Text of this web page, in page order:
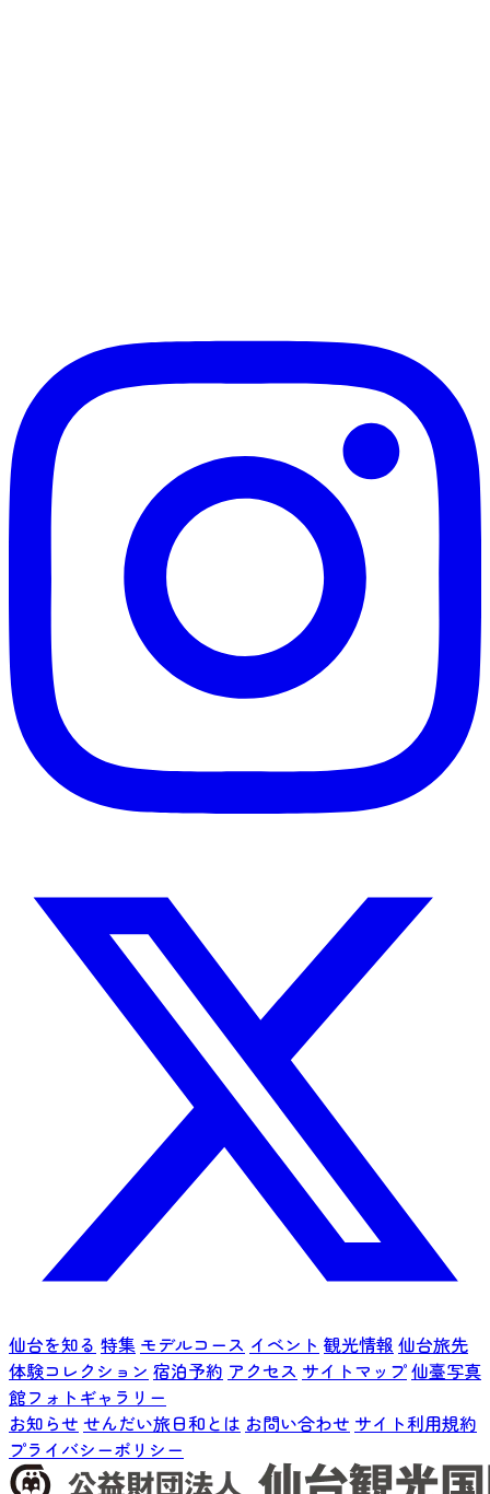
仙台を知る 特集 モデルコース イベント 観光情報 仙台旅先
体験コレクション 宿泊予約 アクセス サイトマップ仙臺写真
館フォトギャラリー
お知らせ せんだい旅日和とは お問い合わせ サイト利用規約
プライバシーポリシー